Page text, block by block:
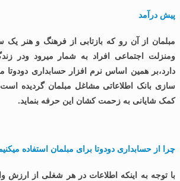
پیش درآمد
مبلمان از آن رو که بازتابی از فرهنگ و هنر
ومنزلت اجتماعی افراد به شمار میرود ودر
دارد،بر همین اساس نرم افزار حسابداری
سازی بانک اطلاعاتی مشاغل مبلمان گردیده است
کمک شایانی به زحمت کشان این حرفه بنماید.
چرا از حسابداری دودوتا برای مبلمان استفاده
با توجه به اینکه اطلاعات در هر شغلی از ارزش